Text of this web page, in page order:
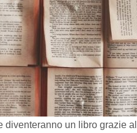
diventeranno un libro grazie